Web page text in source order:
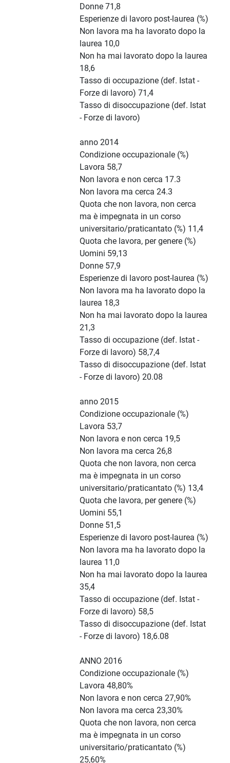
Donne 71,8
Esperienze di lavoro post-laurea (%)
Non lavora ma ha lavorato dopo la
laurea 10,0
Non ha mai lavorato dopo la laurea
18,6
Tasso di occupazione (def. Istat -
Forze di lavoro) 71,4
Tasso di disoccupazione (def. Istat
- Forze di lavoro)
anno 2014
Condizione occupazionale (%)
Lavora 58,7
Non lavora e non cerca 17.3
Non lavora ma cerca 24.3
Quota che non lavora, non cerca
ma è impegnata in un corso
universitario/praticantato (%) 11,4
Quota che lavora, per genere (%)
Uomini 59,13
Donne 57,9
Esperienze di lavoro post-laurea (%)
Non lavora ma ha lavorato dopo la
laurea 18,3
Non ha mai lavorato dopo la laurea
21,3
Tasso di occupazione (def. Istat -
Forze di lavoro) 58,7,4
Tasso di disoccupazione (def. Istat
- Forze di lavoro) 20.08
anno 2015
Condizione occupazionale (%)
Lavora 53,7
Non lavora e non cerca 19,5
Non lavora ma cerca 26,8
Quota che non lavora, non cerca
ma è impegnata in un corso
universitario/praticantato (%) 13,4
Quota che lavora, per genere (%)
Uomini 55,1
Donne 51,5
Esperienze di lavoro post-laurea (%)
Non lavora ma ha lavorato dopo la
laurea 11,0
Non ha mai lavorato dopo la laurea
35,4
Tasso di occupazione (def. Istat -
Forze di lavoro) 58,5
Tasso di disoccupazione (def. Istat
- Forze di lavoro) 18,6.08
ANNO 2016
Condizione occupazionale (%)
Lavora 48,80%
Non lavora e non cerca 27,90%
Non lavora ma cerca 23,30%
Quota che non lavora, non cerca
ma è impegnata in un corso
universitario/praticantato (%)
25,60%